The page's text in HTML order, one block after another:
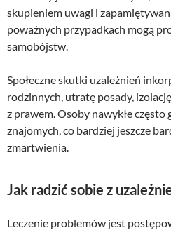
skupieniem uwagi i
poważnych przypadkach mogą
samobójstw.
Społeczne skutki uzależnień
rodzinnych, utratę posady,
z prawem. Osoby nawykłe często
znajomych, co bardziej jeszcze
zmartwienia.
Jak radzić sobie z
Leczenie problemów jest